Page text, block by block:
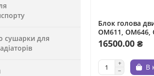
сушарки для
Блок голова
OM611, OM646,
OM605, OM651,
Об'єм 1.8-3.0 л,
або бензин.
16500.00 ₴
В